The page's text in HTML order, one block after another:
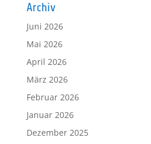
Archiv
Juni 2026
Mai 2026
April 2026
März 2026
Februar 2026
Januar 2026
Dezember 2025